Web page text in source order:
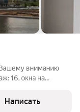
вниманию
16, окна на
мастер -
Написать